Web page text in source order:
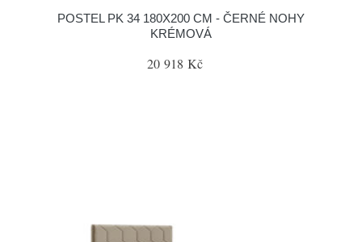
POSTEL PK 34 180X200 CM - ČERNÉ NOHY
KRÉMOVÁ
20 918 Kč